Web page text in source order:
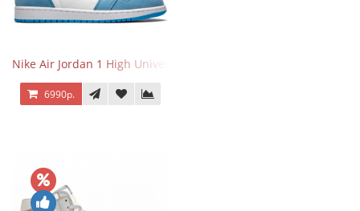
Nike Air Jordan 1 High University Blue
6990р.